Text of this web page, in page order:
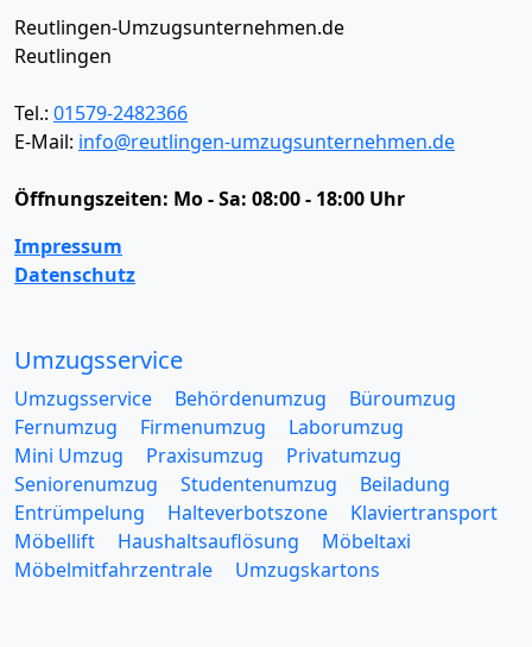
Reutlingen-Umzugsunternehmen.de
Reutlingen
Tel.: 01579-2482366
E-Mail: info@reutlingen-umzugsunternehmen.de
Öffnungszeiten: Mo - Sa: 08:00 - 18:00 Uhr
Impressum
Datenschutz
Umzugsservice
Umzugsservice Behördenumzug
Büroumzug
Fernumzug
Firmenumzug
Laborumzug
Mini Umzug
Praxisumzug
Privatumzug
Seniorenumzug
Studentenumzug
Beiladung
Entrümpelung
Halteverbotszone
Klaviertransport
Möbellift
Haushaltsauflösung
Möbeltaxi
Möbelmitfahrzentrale
Umzugskartons